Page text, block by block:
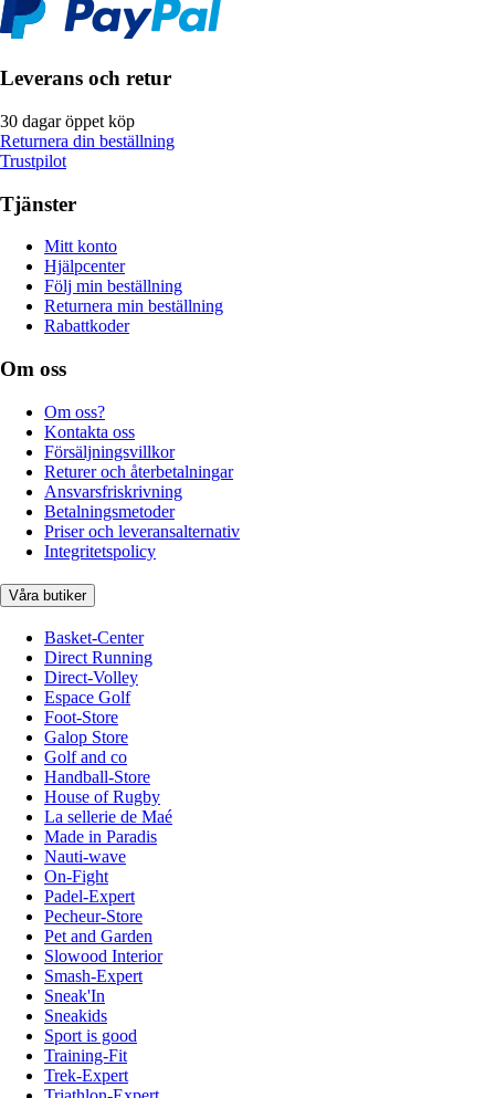
Leverans och retur
30 dagar öppet köp
Returnera din beställning
Trustpilot
Tjänster
Mitt konto
Hjälpcenter
Följ min beställning
Returnera min beställning
Rabattkoder
Om oss
Om oss?
Kontakta oss
Försäljningsvillkor
Returer och återbetalningar
Ansvarsfriskrivning
Betalningsmetoder
Priser och leveransalternativ
Integritetspolicy
Våra butiker
Basket-Center
Direct Running
Direct-Volley
Espace Golf
Foot-Store
Galop Store
Golf and co
Handball-Store
House of Rugby
La sellerie de Maé
Made in Paradis
Nauti-wave
On-Fight
Padel-Expert
Pecheur-Store
Pet and Garden
Slowood Interior
Smash-Expert
Sneak'In
Sneakids
Sport is good
Training-Fit
Trek-Expert